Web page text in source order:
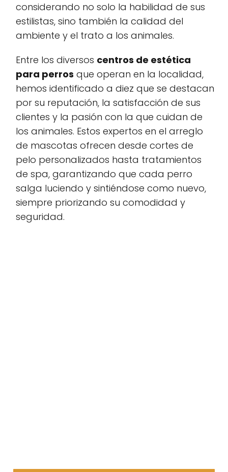
considerando no solo la habilidad de sus
estilistas, sino también la calidad del
ambiente y el trato a los animales.
Entre los diversos centros de estética
para perros que operan en la localidad,
hemos identificado a diez que se destacan
por su reputación, la satisfacción de sus
clientes y la pasión con la que cuidan de
los animales. Estos expertos en el arreglo
de mascotas ofrecen desde cortes de
pelo personalizados hasta tratamientos
de spa, garantizando que cada perro
salga luciendo y sintiéndose como nuevo,
siempre priorizando su comodidad y
seguridad.